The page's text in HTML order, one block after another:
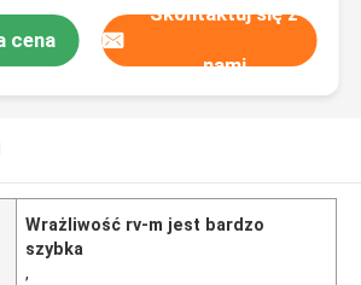
cena
Skontaktuj się z
nami
Wrażliwość rv-m jest bardzo
szybka
,